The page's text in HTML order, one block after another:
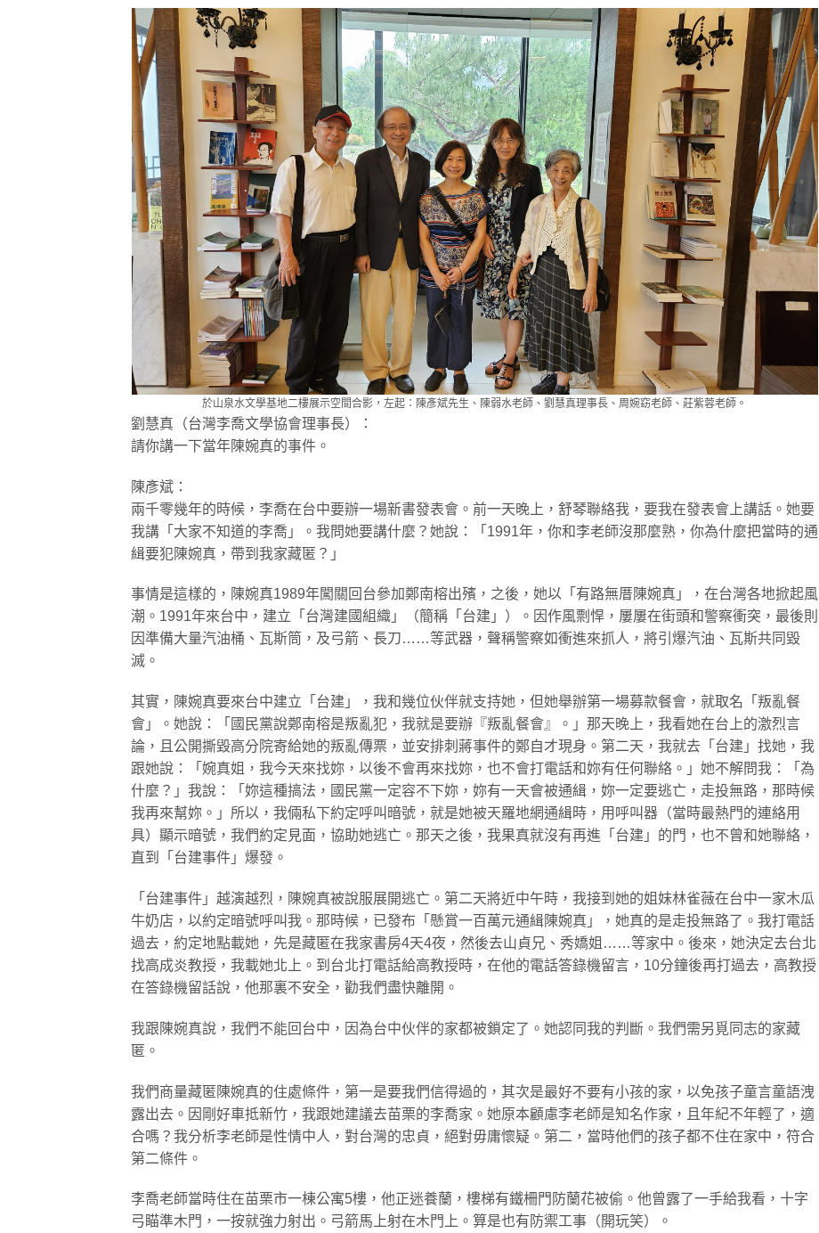
於山泉水文學基地二樓展示空間合影，左起：陳彥斌先生、陳弱水老師、劉慧真理事長、周婉窈老師、莊紫蓉老師。
劉慧真（台灣李喬文學協會理事長）：
請你講一下當年陳婉真的事件。
陳彥斌：
兩千零幾年的時候，李喬在台中要辦一場新書發表會。前一天晚上，舒琴聯絡我，要我在發表會上講話。她要
我講「大家不知道的李喬」。我問她要講什麼？她說：「1991年，你和李老師沒那麼熟，你為什麼把當時的通
緝要犯陳婉真，帶到我家藏匿？」
事情是這樣的，陳婉真1989年闖關回台參加鄭南榕出殯，之後，她以「有路無厝陳婉真」，在台灣各地掀起風
潮。1991年來台中，建立「台灣建國組織」（簡稱「台建」）。因作風剽悍，屢屢在街頭和警察衝突，最後則
因準備大量汽油桶、瓦斯筒，及弓箭、長刀……等武器，聲稱警察如衝進來抓人，將引爆汽油、瓦斯共同毀
滅。
其實，陳婉真要來台中建立「台建」，我和幾位伙伴就支持她，但她舉辦第一場募款餐會，就取名「叛亂餐
會」。她說：「國民黨說鄭南榕是叛亂犯，我就是要辦『叛亂餐會』。」那天晚上，我看她在台上的激烈言
論，且公開撕毀高分院寄給她的叛亂傳票，並安排刺蔣事件的鄭自才現身。第二天，我就去「台建」找她，我
跟她說：「婉真姐，我今天來找妳，以後不會再來找妳，也不會打電話和妳有任何聯絡。」她不解問我：「為
什麼？」我說：「妳這種搞法，國民黨一定容不下妳，妳有一天會被通緝，妳一定要逃亡，走投無路，那時候
我再來幫妳。」所以，我倆私下約定呼叫暗號，就是她被天羅地網通緝時，用呼叫器（當時最熱門的連絡用
具）顯示暗號，我們約定見面，協助她逃亡。那天之後，我果真就沒有再進「台建」的門，也不曾和她聯絡，
直到「台建事件」爆發。
「台建事件」越演越烈，陳婉真被說服展開逃亡。第二天將近中午時，我接到她的姐妹林雀薇在台中一家木瓜
牛奶店，以約定暗號呼叫我。那時候，已發布「懸賞一百萬元通緝陳婉真」，她真的是走投無路了。我打電話
過去，約定地點載她，先是藏匿在我家書房4天4夜，然後去山貞兄、秀嬌姐……等家中。後來，她決定去台北
找高成炎教授，我載她北上。到台北打電話給高教授時，在他的電話答錄機留言，10分鐘後再打過去，高教授
在答錄機留話說，他那裏不安全，勸我們盡快離開。
我跟陳婉真說，我們不能回台中，因為台中伙伴的家都被鎖定了。她認同我的判斷。我們需另覓同志的家藏
匿。
我們商量藏匿陳婉真的住處條件，第一是要我們信得過的，其次是最好不要有小孩的家，以免孩子童言童語洩
露出去。因剛好車抵新竹，我跟她建議去苗栗的李喬家。她原本顧慮李老師是知名作家，且年紀不年輕了，適
合嗎？我分析李老師是性情中人，對台灣的忠貞，絕對毋庸懷疑。第二，當時他們的孩子都不住在家中，符合
第二條件。
李喬老師當時住在苗栗市一棟公寓5樓，他正迷養蘭，樓梯有鐵柵門防蘭花被偷。他曾露了一手給我看，十字
弓瞄準木門，一按就強力射出。弓箭馬上射在木門上。算是也有防禦工事（開玩笑）。